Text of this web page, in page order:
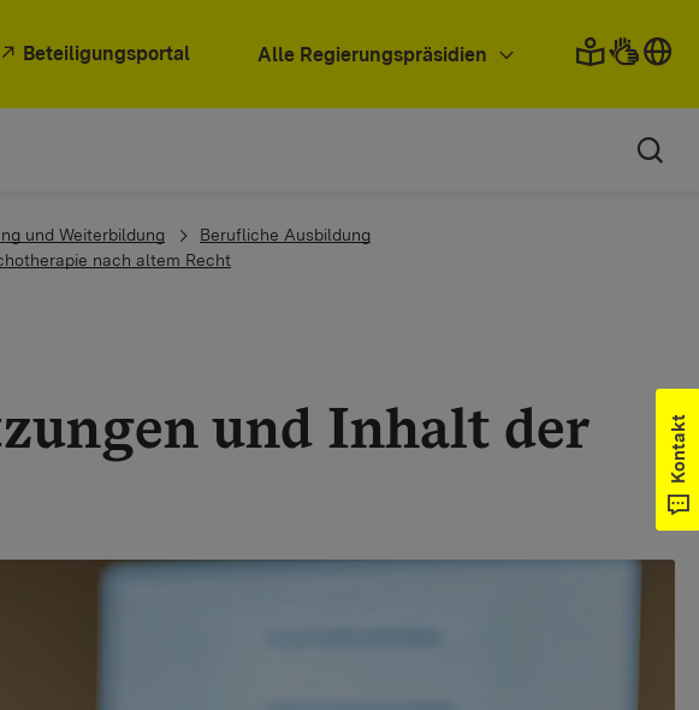
Beteiligungsportal Alle Regierungspräsidien
und Weiterbildung
Berufliche Ausbildung
nach altem Recht
und Inhalt der
Kontakt